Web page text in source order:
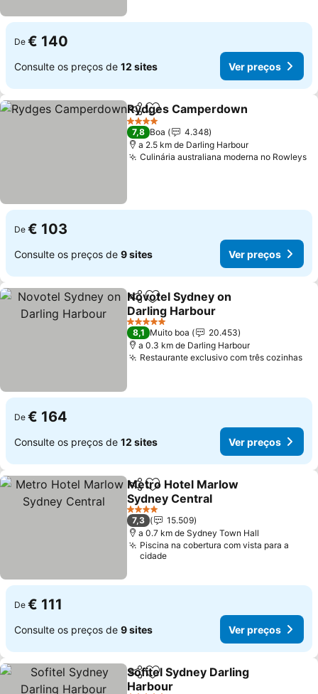
De € 140
Consulte os preços de 12 sites Ver preços
PartilharAdicionar aos favoritos
Rydges Camperdown
4 Estrelas
7,8 Boa
4.348
a 2.5 km de Darling Harbour
Culinária australiana moderna no Rowleys
De € 103
Consulte os preços de 9 sites Ver preços
PartilharAdicionar aos favoritos
Novotel Sydney on
Darling Harbour
5 Estrelas
8,1 Muito boa
20.453
a 0.3 km de Darling Harbour
Restaurante exclusivo com três cozinhas
De € 164
Consulte os preços de 12 sites Ver preços
PartilharAdicionar aos favoritos
Metro Hotel Marlow
Sydney Central
4 Estrelas
7,3
15.509
a 0.7 km de Sydney Town Hall
Piscina na cobertura com vista para a
cidade
De € 111
Consulte os preços de 9 sites Ver preços
PartilharAdicionar aos favoritos
Sofitel Sydney Darling
Harbour